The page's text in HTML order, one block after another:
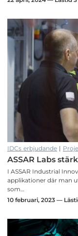
IDCs erbjudande |
ASSAR Labs
I ASSAR Industrial
applikationer där man
som…
10 februari, 2023 —